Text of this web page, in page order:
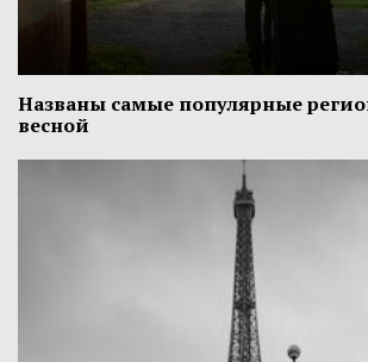
Названы самые популярные
весной